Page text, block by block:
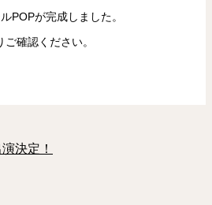
POPが完成しました。
確認ください。
決定！